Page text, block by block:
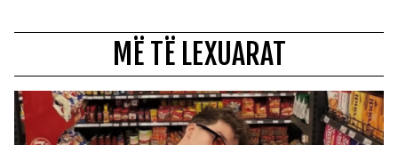
MË TË LEXUARAT